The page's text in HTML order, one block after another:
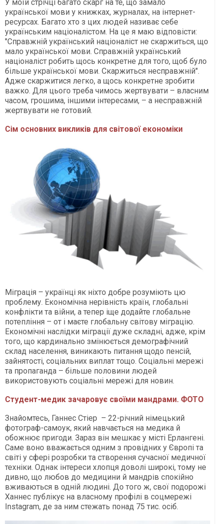
У моїй стрічці багато скарг на те, що замало
української мови у книжках, журналах, на інтернет-
ресурсах. Багато хто з цих людей називає себе
українським націоналістом. На це я маю відповісти:
"Справжній український націоналіст не скаржиться, що
мало української мови. Справжній український
націоналіст робить щось конкретне для того, щоб було
більше української мови. Скаржиться несправжній".
Адже скаржитися легко, а щось конкретне зробити
важко. Для цього треба чимось жертвувати – власним
часом, грошима, іншими інтересами, – а несправжній
жертвувати не готовий.
Сім основних викликів для світової економіки
Міграція – українці як ніхто добре розуміють цю
проблему. Економічна нерівність країн, глобальні
конфлікти та війни, а тепер іще додайте глобальне
потепління – от і маєте глобальну світову міграцію.
Економічні наслідки міграції дуже складні, адже, крім
того, що кардинально змінюється демографічний
склад населення, виникають питання щодо пенсій,
зайнятості, соціальних виплат тощо. Соціальні мережі
та пропаганда – більше половини людей
використовують соціальні мережі для новин.
Студент-медик зачаровує своїми мандрами. ФОТО
Знайомтесь, Ганнес Стіер – 22-річний німецький
фотограф-самоук, який навчається на медика й
обожнює пригоди. Зараз він мешкає у місті Ерлангені.
Саме воно вважається одним з провідних у Європі та
світі у сфері розробки та створення сучасної медичної
техніки. Однак інтереси хлопця доволі широкі, тому не
дивно, що любов до медицини й мандрів спокійно
вживаються в одній людині. До того ж, свої подорожі
Ханнес публікує на власному профілі в соцмережі
Instagram, де за ним стежать понад 75 тис. осіб.